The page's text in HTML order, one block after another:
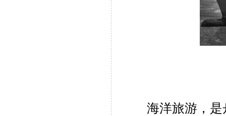
海洋旅游，